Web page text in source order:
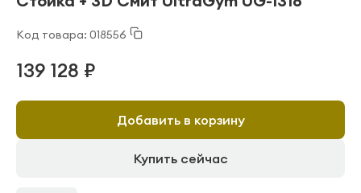
Код товара: 018556
139 128 ₽
Добавить в корзину
Купить сейчас